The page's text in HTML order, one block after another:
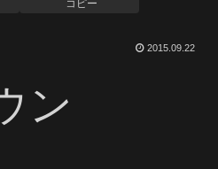
コピー
2015.09.22
ン